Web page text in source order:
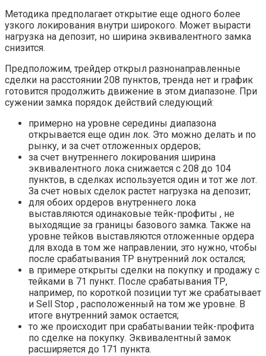
Методика предполагает открытие еще одного более
узкого локирования внутри широкого. Может вырасти
нагрузка на депозит, но ширина эквивалентного замка
снизится.
Предположим, трейдер открыл разнонаправленные
сделки на расстоянии 208 пунктов, тренда нет и график
готовится продолжить движение в этом диапазоне. При
сужении замка порядок действий следующий:
примерно на уровне середины диапазона
открывается еще один лок. Это можно делать и по
рынку, и за счет отложенных ордеров;
за счет внутреннего локирования ширина
эквивалентного лока снижается с 208 до 104
пунктов, в сделках используется один и тот же лот.
За счет новых сделок растет нагрузка на депозит;
для обоих ордеров внутреннего лока
выставляются одинаковые тейк-профиты , не
выходящие за границы базового замка. Также на
уровне тейков выставляются отложенные ордера
для входа в том же направлении, это нужно, чтобы
после срабатывания ТР внутренний лок остался;
в примере открыты сделки на покупку и продажу с
тейками в 71 пункт. После срабатывания ТР,
например, по короткой позиции тут же срабатывает
и Sell Stop , расположенный на том же уровне. В
итоге внутренний замок остается;
то же происходит при срабатывании тейк-профита
по сделке на покупку. Эквивалентный замок
расширяется до 171 пункта.